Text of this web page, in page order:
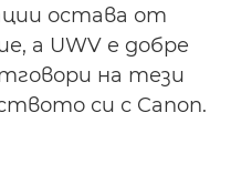
остава от
а UWV е добре
на тези
си с Canon.